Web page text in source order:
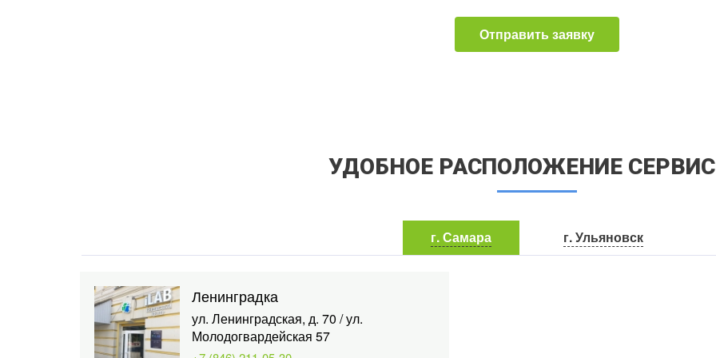
Отправить заявку
УДОБНОЕ РАСПОЛОЖЕНИЕ
г. Самара г. Ульяновск
Ленинградка
ул. Ленинградская, д. 70 / ул.
Молодогвардейская 57